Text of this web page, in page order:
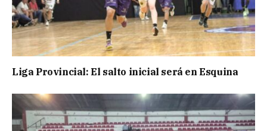
Liga Provincial: El salto inicial será en Esquina